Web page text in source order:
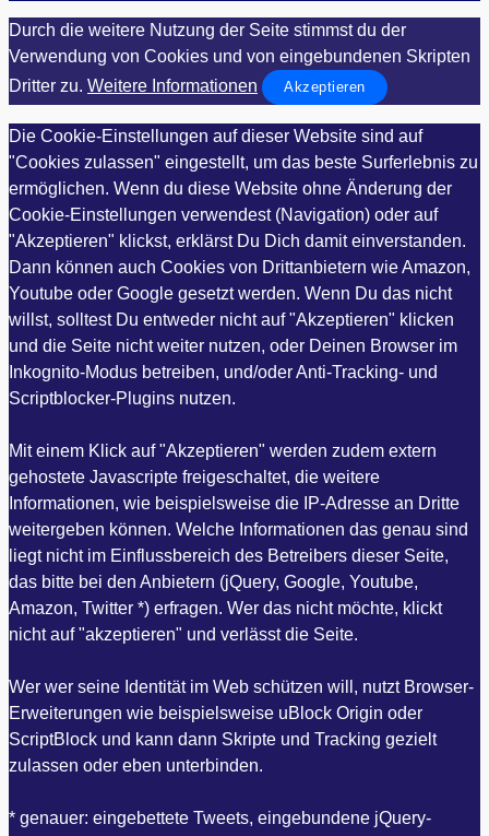
Durch die weitere Nutzung der Seite stimmst du der
Verwendung von Cookies und von eingebundenen Skripten
Dritter zu. Weitere Informationen Akzeptieren
Die Cookie-Einstellungen auf dieser Website sind auf
"Cookies zulassen" eingestellt, um das beste Surferlebnis zu
ermöglichen. Wenn du diese Website ohne Änderung der
Cookie-Einstellungen verwendest (Navigation) oder auf
"Akzeptieren" klickst, erklärst Du Dich damit einverstanden.
Dann können auch Cookies von Drittanbietern wie Amazon,
Youtube oder Google gesetzt werden. Wenn Du das nicht
willst, solltest Du entweder nicht auf "Akzeptieren" klicken
und die Seite nicht weiter nutzen, oder Deinen Browser im
Inkognito-Modus betreiben, und/oder Anti-Tracking- und
Scriptblocker-Plugins nutzen.
Mit einem Klick auf "Akzeptieren" werden zudem extern
gehostete Javascripte freigeschaltet, die weitere
Informationen, wie beispielsweise die IP-Adresse an Dritte
weitergeben können. Welche Informationen das genau sind
liegt nicht im Einflussbereich des Betreibers dieser Seite,
das bitte bei den Anbietern (jQuery, Google, Youtube,
Amazon, Twitter *) erfragen. Wer das nicht möchte, klickt
nicht auf "akzeptieren" und verlässt die Seite.
Wer wer seine Identität im Web schützen will, nutzt Browser-
Erweiterungen wie beispielsweise uBlock Origin oder
ScriptBlock und kann dann Skripte und Tracking gezielt
zulassen oder eben unterbinden.
* genauer: eingebettete Tweets, eingebundene jQuery-